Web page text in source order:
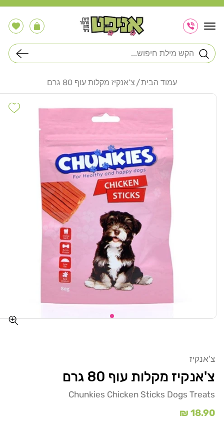
דלג
לתוכן
חיפוש
עֲגָלָההרשימה
שלי
עמוד הבית צ'אנקיז מקלות עוף 80 גרם
דלג
צ'אנקיז
צ'אנקיז מקלות עוף 80 גרם
Chunkies Chicken Sticks Dogs Treats
מחיר
18.90 ₪